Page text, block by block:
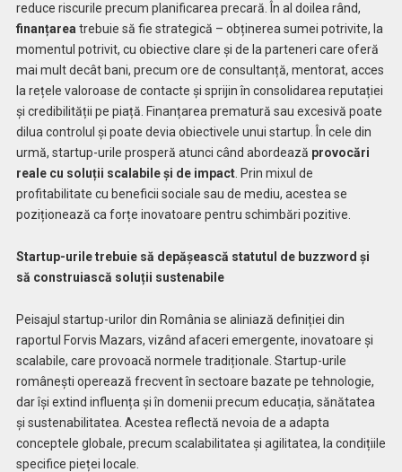
reduce riscurile precum planificarea precară. În al doilea rând,
finanțarea trebuie să fie strategică – obținerea sumei potrivite, la
momentul potrivit, cu obiective clare și de la parteneri care oferă
mai mult decât bani, precum ore de consultanță, mentorat, acces
la rețele valoroase de contacte și sprijin în consolidarea reputației
și credibilității pe piață. Finanțarea prematură sau excesivă poate
dilua controlul și poate devia obiectivele unui startup. În cele din
urmă, startup-urile prosperă atunci când abordează provocări
reale cu soluții scalabile și de impact. Prin mixul de
profitabilitate cu beneficii sociale sau de mediu, acestea se
poziționează ca forțe inovatoare pentru schimbări pozitive.
Startup-urile trebuie să depășească statutul de buzzword și
să construiască soluții sustenabile
Peisajul startup-urilor din România se aliniază definiției din
raportul Forvis Mazars, vizând afaceri emergente, inovatoare și
scalabile, care provoacă normele tradiționale. Startup-urile
românești operează frecvent în sectoare bazate pe tehnologie,
dar își extind influența și în domenii precum educația, sănătatea
și sustenabilitatea. Acestea reflectă nevoia de a adapta
conceptele globale, precum scalabilitatea și agilitatea, la condițiile
specifice pieței locale.